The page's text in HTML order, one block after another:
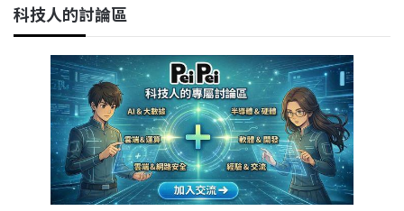
科技人的討論區